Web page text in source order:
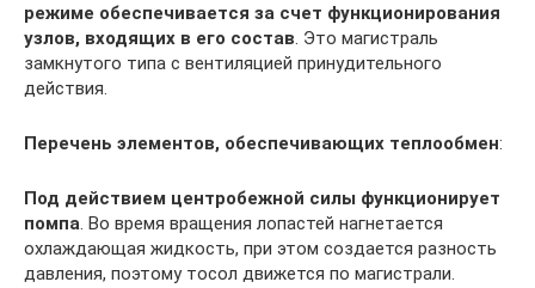
режиме обеспечивается за счет функционирования
узлов, входящих в его состав . Это магистраль
замкнутого типа с вентиляцией принудительного
действия.
Перечень элементов, обеспечивающих теплообмен:
Под действием центробежной силы функционирует
помпа . Во время вращения лопастей нагнетается
охлаждающая жидкость, при этом создается разность
давления, поэтому тосол движется по магистрали.